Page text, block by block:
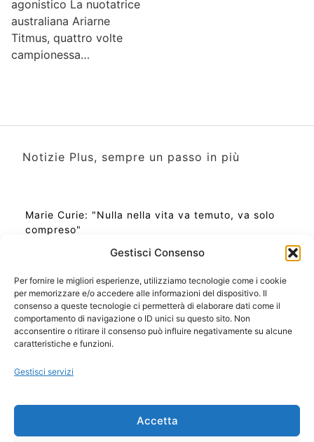
Gestisci Consenso
Per fornire le migliori esperienze, utilizziamo tecnologie come i cookie
per memorizzare e/o accedere alle informazioni del dispositivo. Il
consenso a queste tecnologie ci permetterà di elaborare dati come il
comportamento di navigazione o ID unici su questo sito. Non
acconsentire o ritirare il consenso può influire negativamente su alcune
caratteristiche e funzioni.
Gestisci servizi
Accetta
agonistico La nuotatrice
australiana Ariarne
Titmus, quattro volte
campionessa…
Notizie Plus, sempre un passo in più
Marie Curie: "Nulla nella vita va temuto, va solo
compreso"
Ora Esatta in Italia in questo momento
Ti Senti Strano Ultimamente? Potrebbe Essere per
la Risonanza di Schumann
Come Sapere Se Stai Ascendendo alla Quinta
Copyright 2026 NotiziePlus.com